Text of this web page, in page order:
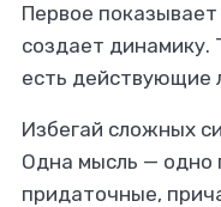
Первое
создает динамику.
есть действующие
Избегай сложных
Одна мысль —
придаточные,